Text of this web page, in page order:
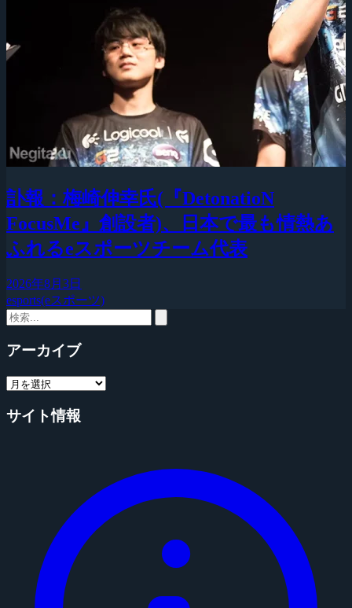
訃報：梅崎伸幸氏(『DetonatioN
FocusMe』創設者)、日本で最も情熱あ
ふれるeスポーツチーム代表
2026年8月3日
esports(eスポーツ)
アーカイブ
サイト情報